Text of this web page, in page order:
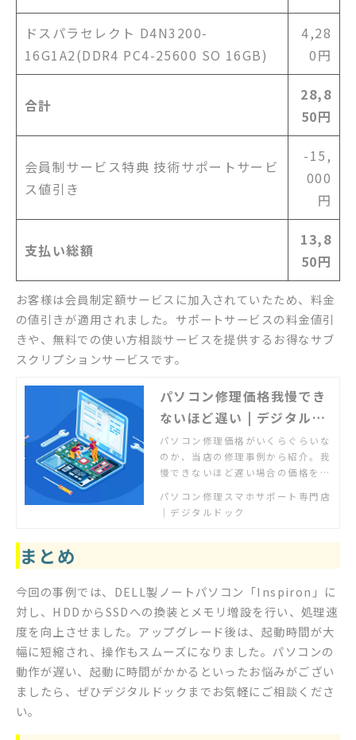
ドスパラセレクト D4N3200-
16G1A2(DDR4 PC4-25600 SO 16GB)
4,28
0円
合計
28,8
50円
会員制サービス特典 技術サポートサービ
ス値引き
-15,
000
円
支払い総額
13,8
50円
お客様は会員制定額サービスに加入されていたため、料金
の値引きが適用されました。サポートサービスの料金値引
きや、無料での使い方相談サービスを提供するお得なサブ
スクリプションサービスです。
パソコン修理価格我慢でき
ないほど遅い | デジタルド
ック【公式】
パソコン修理価格がいくらぐらいな
のか、当店の修理事例から紹介。我
慢できないほど遅い場合の価格を過
す。実際の作業前にはお客様にお見
積もりを必ず提示し、了承いただい
パソコン修理スマホサポート専門店
｜デジタルドック
まとめ
今回の事例では、DELL製ノートパソコン「Inspiron」に
対し、HDDからSSDへの換装とメモリ増設を行い、処理速
度を向上させました。アップグレード後は、起動時間が大
幅に短縮され、操作もスムーズになりました。パソコンの
動作が遅い、起動に時間がかかるといったお悩みがござい
ましたら、ぜひデジタルドックまでお気軽にご相談くださ
い。